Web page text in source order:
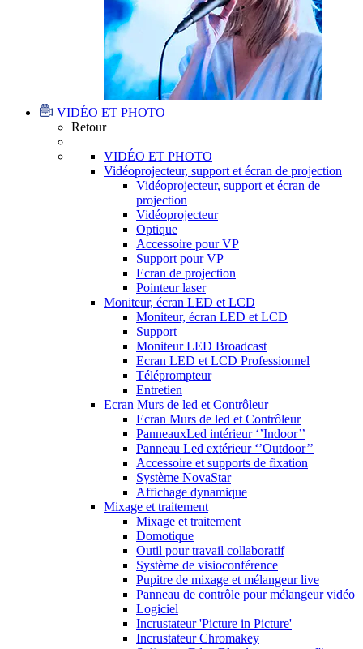
VIDÉO ET PHOTO
Retour
VIDÉO ET PHOTO
Vidéoprojecteur, support et écran de projection
Vidéoprojecteur, support et écran de
projection
Vidéoprojecteur
Optique
Accessoire pour VP
Support pour VP
Ecran de projection
Pointeur laser
Moniteur, écran LED et LCD
Moniteur, écran LED et LCD
Support
Moniteur LED Broadcast
Ecran LED et LCD Professionnel
Téléprompteur
Entretien
Ecran Murs de led et Contrôleur
Ecran Murs de led et Contrôleur
PanneauxLed intérieur ‘’Indoor’’
Panneau Led extérieur ‘’Outdoor’’
Accessoire et supports de fixation
Système NovaStar
Affichage dynamique
Mixage et traitement
Mixage et traitement
Domotique
Outil pour travail collaboratif
Système de visioconférence
Pupitre de mixage et mélangeur live
Panneau de contrôle pour mélangeur vidéo
Logiciel
Incrustateur 'Picture in Picture'
Incrustateur Chromakey